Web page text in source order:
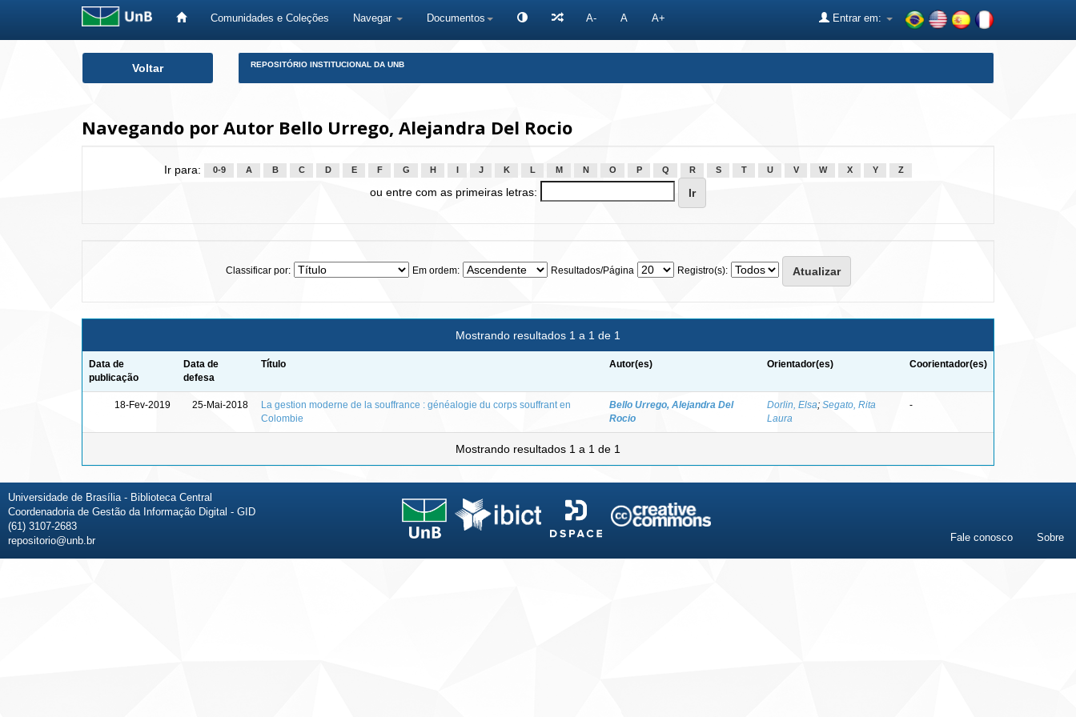
Comunidades e Coleções Navegar Documentos A- A A+ Entrar em:
Voltar REPOSITÓRIO INSTITUCIONAL DA UNB
Navegando por Autor Bello Urrego, Alejandra Del Rocio
Ir para: 0-9 A B C D E F G H J K L M N O P Q R S T U V W X Y Z
ou entre com as primeiras letras:
Classificar por: Em ordem: Resultados/Página Registro(s):
Mostrando resultados 1 a 1 de 1
Data de
publicação
Data de
defesa
Título Autor(es) Orientador(es) Coorientador(es)
18-Fev-2019 25-Mai-2018
La gestion moderne de la souffrance : généalogie du corps souffrant en
Colombie
Bello Urrego, Alejandra Del
Rocio
Dorlin, Elsa; Segato, Rita
Laura
-
Mostrando resultados 1 a 1 de 1
Universidade de Brasília - Biblioteca Central
Coordenadoria de Gestão da Informação Digital - GID
(61) 3107-2683
repositorio@unb.br
Fale conosco Sobre